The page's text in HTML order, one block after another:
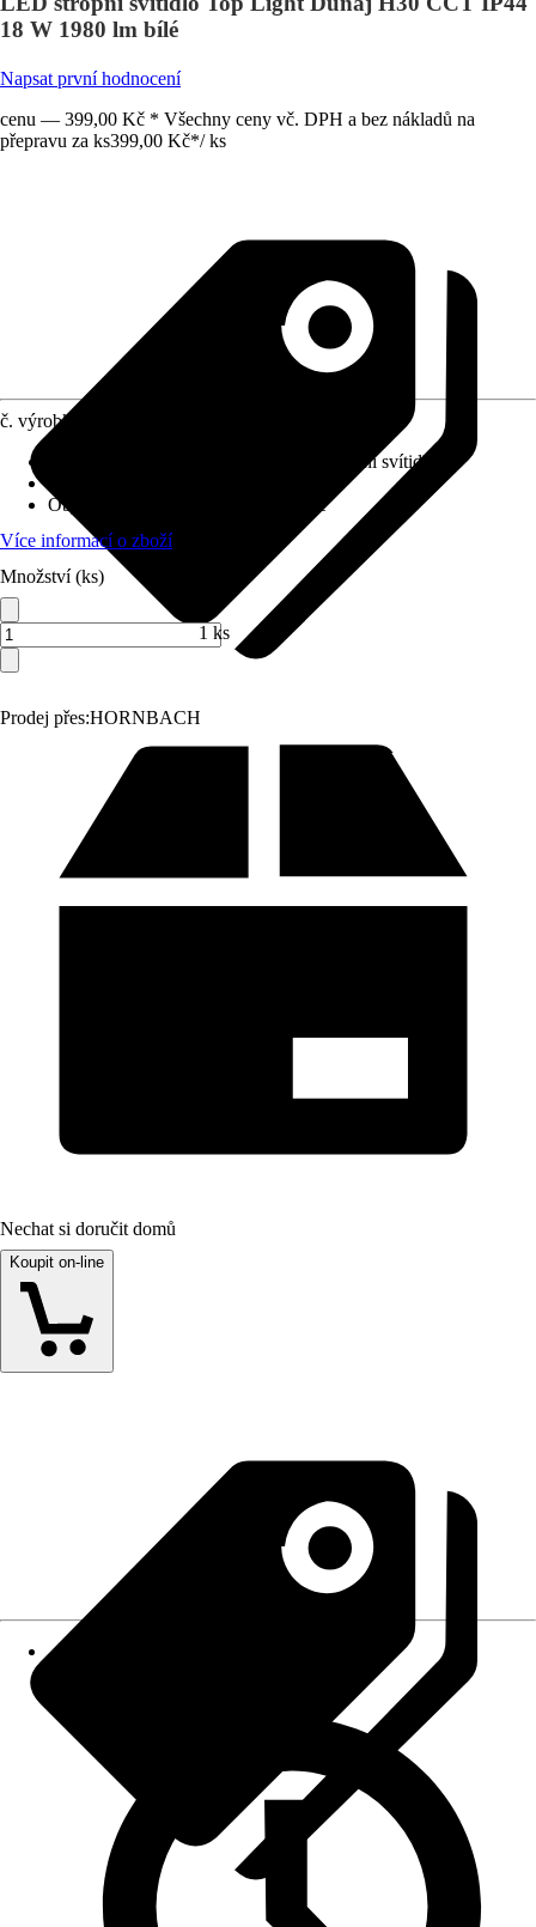
18 W 1980 lm bílé
Napsat první hodnocení
cenu — 399,00 Kč * Všechny ceny vč. DPH a bez nákladů na
přepravu za ks399,00 Kč*/ ks
Prodej přes:HORNBACH
č. výrobku
LED, Nástěnné svítidlo, Stropní svítidlo
Objímka
LED napevno zabudované
Více informací o zboží
Množství (ks)
1 ks
Nechat si doručit domů
Koupit on-line